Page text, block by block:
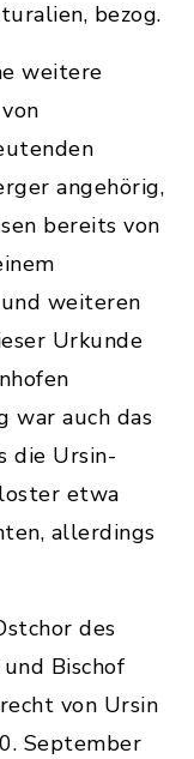
bezog.
weitere
angehörig,
bereits von
weiteren
Urkunde
war auch das
die Ursin-
etwa
allerdings
des
Bischof
von Ursin
September